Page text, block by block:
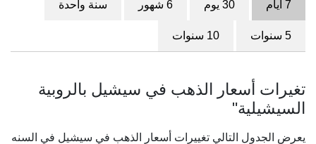
7 أيام 30 يوم 6 شهور سنة واحدة
5 سنوات 10 سنوات
تغيرات أسعار الذهب في سيشيل بالروبية
السيشيلية"
يعرض الجدول التالي تغييرات أسعار الذهب في سيشيل في السنه